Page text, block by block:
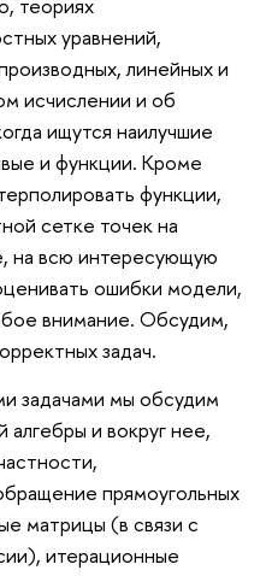
теориях
уравнений,
линейных и
исчислении и об
ищутся наилучшие
и функции. Кроме
функции,
сетке точек на
на всю интересующую
ошибки модели,
внимание. Обсудим,
задач.
задачами мы обсудим
и вокруг нее,
прямоугольных
матрицы (в связи с
итерационные